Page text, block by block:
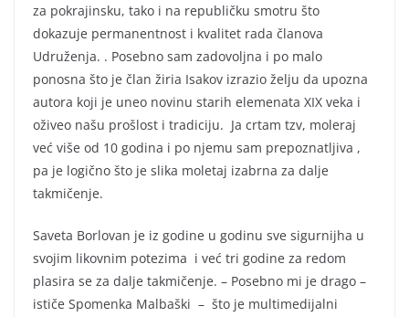
za pokrajinsku, tako i na republičku smotru što
dokazuje permanentnost i kvalitet rada članova
Udruženja. . Posebno sam zadovoljna i po malo
ponosna što je član žiria Isakov izrazio želju da upozna
autora koji je uneo novinu starih elemenata XIX veka i
oživeo našu prošlost i tradiciju. Ja crtam tzv, moleraj
već više od 10 godina i po njemu sam prepoznatljiva ,
pa je logično što je slika moletaj izabrna za dalje
takmičenje.
Saveta Borlovan je iz godine u godinu sve sigurnijha u
svojim likovnim potezima i već tri godine za redom
plasira se za dalje takmičenje. – Posebno mi je drago –
ističe Spomenka Malbaški – što je multimedijalni